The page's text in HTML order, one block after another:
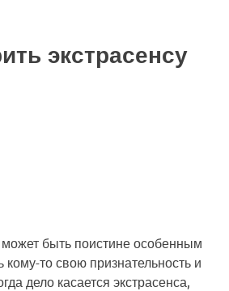
экстрасенсу
быть поистине особенным
то свою признательность и
дело касается экстрасенса,